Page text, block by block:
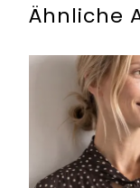
Ähnliche